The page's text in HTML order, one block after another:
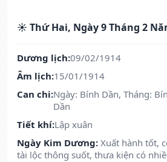
☀️ Thứ Hai, Ngày 9 Tháng 2
Dương lịch:09/02/1914
Âm lịch:15/01/1914
Can chi:Ngày: Bính Dần, Tháng:
Dần
Tiết khí:Lập xuân
Ngày Kim Dương: Xuất hành tốt,
tài lộc thông suốt, thưa kiện có